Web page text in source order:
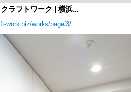
ラフトワーク | 横浜...
work.biz/works/page/3/